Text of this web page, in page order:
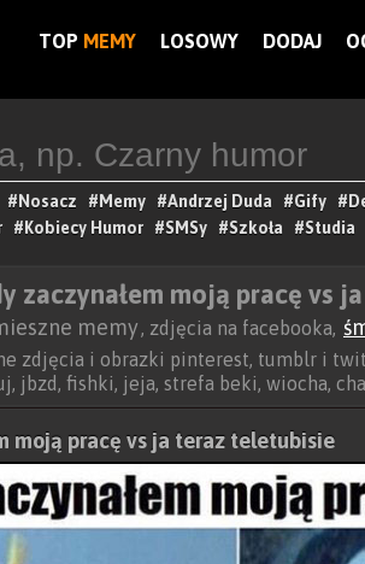
TOP MEMY LOSOWY DODAJ
#Nosacz #Memy #Andrzej Duda #Gify
#Kobiecy Humor #SMSy #Szkoła #Studia
zaczynałem moją pracę vs
memy, zdjęcia na facebooka,
zdjęcia i obrazki pinterest, tumblr i
jbzd, fishki, jeja, strefa beki, wiocha,
moją pracę vs ja teraz teletubisie